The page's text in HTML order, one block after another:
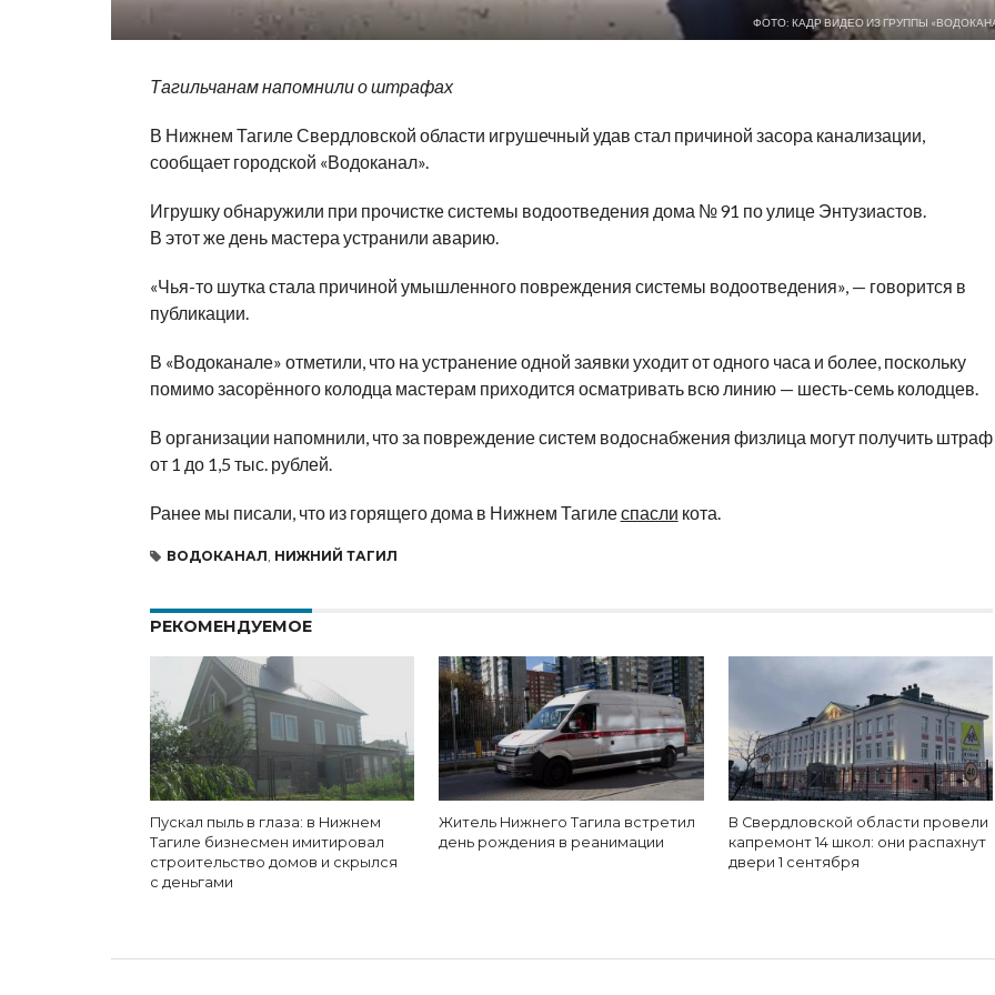
ФОТО: КАДР ВИДЕО ИЗ ГРУППЫ
Тагильчанам напомнили о штрафах
В Нижнем Тагиле Свердловской области игрушечный удав стал причиной засора канализации,
сообщает городской «Водоканал».
Игрушку обнаружили при прочистке системы водоотведения дома № 91 по улице Энтузиастов.
В этот же день мастера устранили аварию.
«Чья-то шутка стала причиной умышленного повреждения системы водоотведения», — говорится в
публикации.
В «Водоканале» отметили, что на устранение одной заявки уходит от одного часа и более, поскольку
помимо засорённого колодца мастерам приходится осматривать всю линию — шесть-семь колодцев.
В организации напомнили, что за повреждение систем водоснабжения физлица могут получить штраф
от 1 до 1,5 тыс. рублей.
Ранее мы писали, что из горящего дома в Нижнем Тагилеспасли кота.
ВОДОКАНАЛ НИЖНИЙ ТАГИЛ
РЕКОМЕНДУЕМОЕ
Пускал пыль в глаза: в Нижнем
Тагиле бизнесмен имитировал
строительство домов и скрылся
с деньгами
Житель Нижнего Тагила встретил
день рождения в реанимации
В Свердловской области провели
капремонт 14 школ: они распахнут
двери 1 сентября